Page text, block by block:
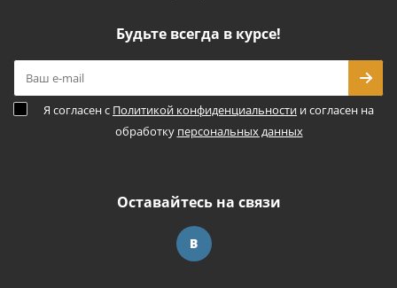
Будьте всегда в курсе!
Я согласен с Политикой конфиденциальности и согласен на
обработку персональных данных
Оставайтесь на связи